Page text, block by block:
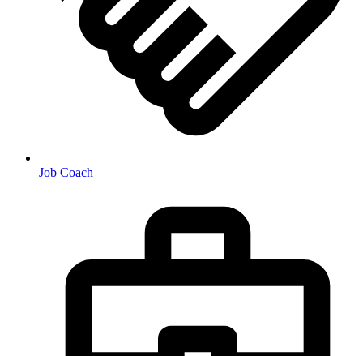
Job Coach